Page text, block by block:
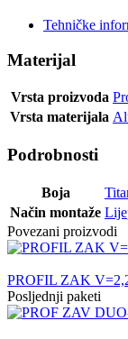
Tehničke
Materijal
Vrsta proizvoda
Vrsta materijala
Podrobnosti
Boja
Način montaže
Povezani proizvodi
PROFIL ZAK
Posljednji paketi